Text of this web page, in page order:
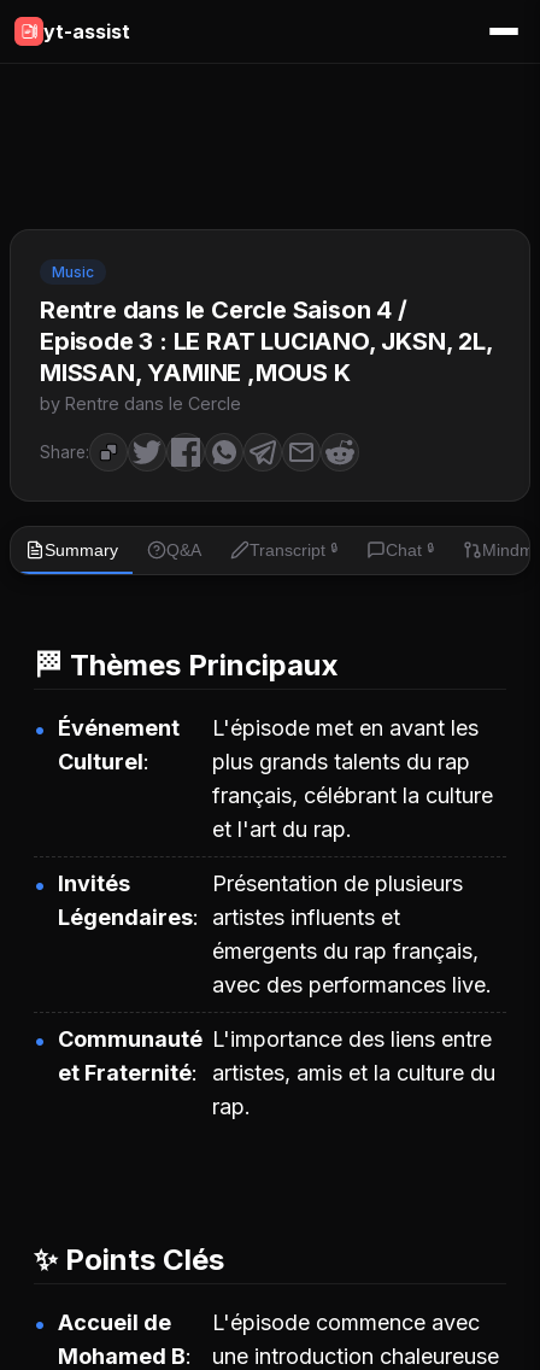
yt-assist
Music
Rentre dans le Cercle Saison 4 /
Episode 3 : LE RAT LUCIANO, JKSN, 2L,
MISSAN, YAMINE ,MOUS K
by Rentre dans le Cercle
Share:
Summary Q&A Transcript 🔒 Chat 🔒
🏁 Thèmes Principaux
Événement
Culturel
L'épisode met en avant les
plus grands talents du rap
français, célébrant la culture
et l'art du rap.
Invités
Légendaires
Présentation de plusieurs
artistes influents et
émergents du rap français,
avec des performances live.
Communauté
et Fraternité
L'importance des liens entre
artistes, amis et la culture du
rap.
✨ Points Clés
Accueil de
Mohamed B
L'épisode commence avec
une introduction chaleureuse